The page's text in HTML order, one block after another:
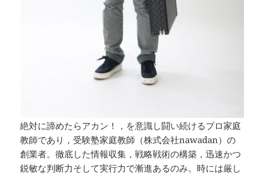
絶対に諦めたらアカン！，を意識し闘い続けるプロ家庭
教師であり，受験塾家庭教師（株式会社nawadan）の
創業者。徹底した情報収集，戦略戦術の構築，迅速かつ
鋭敏な判断力そして実行力で漸進あるのみ。時には厳し